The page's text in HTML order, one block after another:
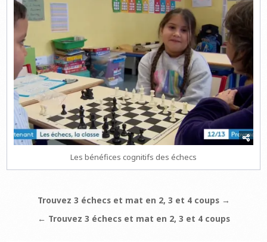
Les bénéfices cognitifs des échecs
Navigation
Trouvez 3 échecs et mat en 2, 3 et 4 coups →
← Trouvez 3 échecs et mat en 2, 3 et 4 coups